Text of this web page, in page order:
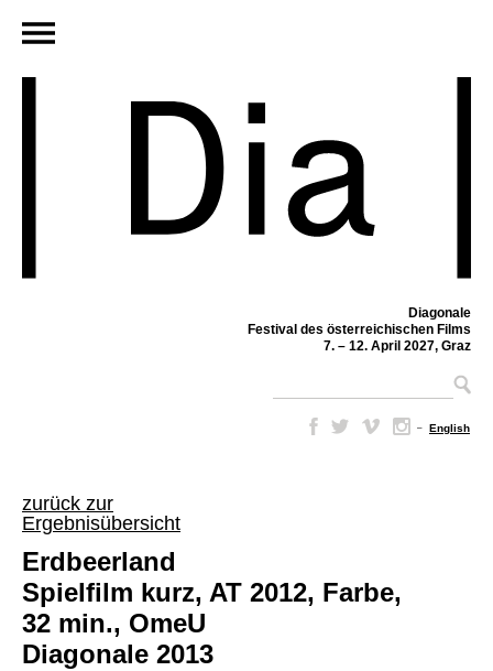
Diagonale
Festival des österreichischen Films
7. – 12. April 2027, Graz
– English
zurück zur
Ergebnisübersicht
Erdbeerland
Spielfilm kurz, AT 2012, Farbe,
32 min., OmeU
Diagonale 2013